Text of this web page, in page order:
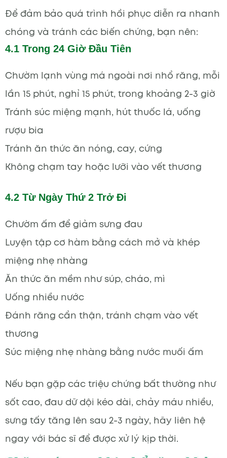
Để đảm bảo quá trình hồi phục diễn ra nhanh
chóng và tránh các biến chứng, bạn nên:
4.1 Trong 24 Giờ Đầu Tiên
Chườm lạnh vùng má ngoài nơi nhổ răng, mỗi
lần 15 phút, nghỉ 15 phút, trong khoảng 2-3 giờ
Tránh súc miệng mạnh, hút thuốc lá, uống
rượu bia
Tránh ăn thức ăn nóng, cay, cứng
Không chạm tay hoặc lưỡi vào vết thương
4.2 Từ Ngày Thứ 2 Trở Đi
Chườm ấm để giảm sưng đau
Luyện tập cơ hàm bằng cách mở và khép
miệng nhẹ nhàng
Ăn thức ăn mềm như súp, cháo, mì
Uống nhiều nước
Đánh răng cẩn thận, tránh chạm vào vết
thương
Súc miệng nhẹ nhàng bằng nước muối ấm
Nếu bạn gặp các triệu chứng bất thường như
sốt cao, đau dữ dội kéo dài, chảy máu nhiều,
sưng tấy tăng lên sau 2-3 ngày, hãy liên hệ
ngay với bác sĩ để được xử lý kịp thời.